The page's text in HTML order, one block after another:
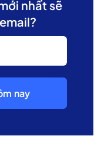
nhất sẽ
nay